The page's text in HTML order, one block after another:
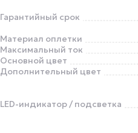
Гарантийный срок
Материал оплетки
Максимальный ток
Основной цвет
Дополнительный цвет
LED-индикатор / подсветка